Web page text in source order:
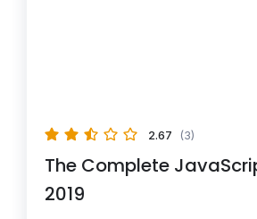
2.67 (3)
The Complete
2019